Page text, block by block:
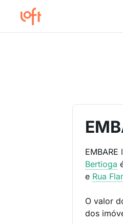
Bertioga
e Rua
O valor
dos